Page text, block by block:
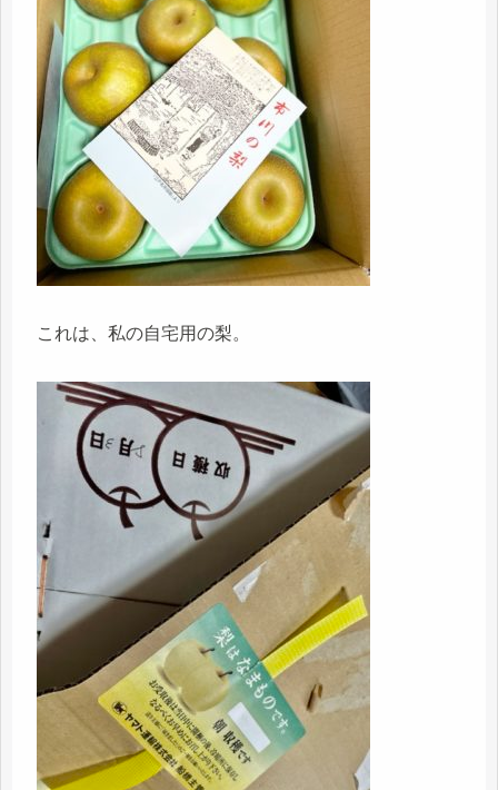
これは、私の自宅用の梨。